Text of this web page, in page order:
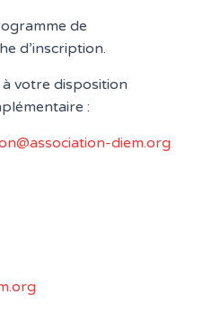
de
d’inscription.
votre disposition
:
diem.org